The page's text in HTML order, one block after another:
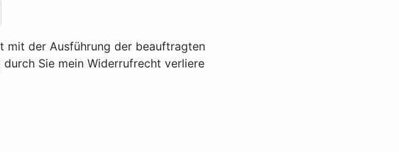
mit der Ausführung der beauftragten
Sie mein Widerrufrecht verliere